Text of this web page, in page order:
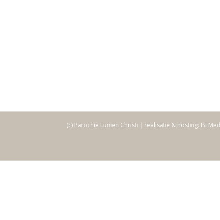
(c) Parochie Lumen Christi | realisatie & hosting: ISI